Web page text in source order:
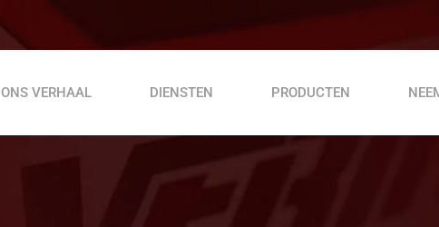
ONS VERHAAL DIENSTEN PRODUCTEN